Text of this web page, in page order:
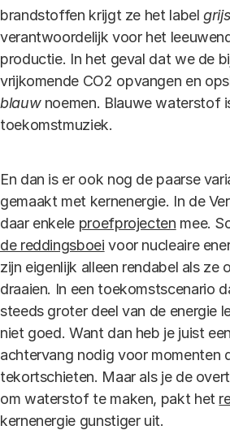
brandstoffen krijgt ze het label grijs
verantwoordelijk voor het
productie. In het geval dat we de
vrijkomende CO2 opvangen en
blauw noemen. Blauwe waterstof
toekomstmuziek.
En dan is er ook nog de paarse
gemaakt met kernenergie. In de
daar enkele proefprojecten mee.
de reddingsboei voor nucleaire
zijn eigenlijk alleen rendabel als ze
draaien. In een toekomstscenario
steeds groter deel van de energie
niet goed. Want dan heb je juist
achtervang nodig voor momenten
tekortschieten. Maar als je de
om waterstof te maken, pakt het
kernenergie gunstiger uit.